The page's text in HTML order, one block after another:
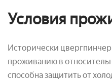
Условия
Исторически
проживанию в
способна защитить от